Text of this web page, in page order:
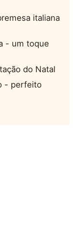
italiana
- um toque
do Natal
- perfeito